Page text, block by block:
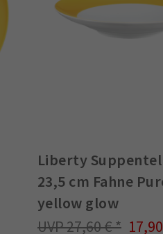
Liberty
23,5 cm Fahne
yellow glow
27,60 €